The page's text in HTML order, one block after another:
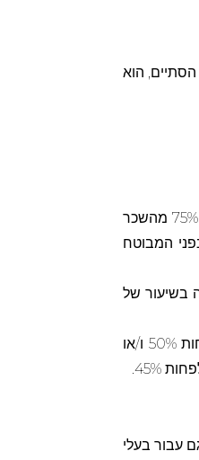
הוא
– תשלום המוענק לעובד שהוכר עם אובדן כושר עבודה, חלקי או מלא, בעקבות תאונת עבודה ו/או מחלת מקצוע. תשלום זה הינו בשיעור של 75% מהשכר
מיום הפגיעה, כאשר מהיום ה-91 ואילך, עומדת בפני המבוטח
בשיעור של
– קצבה המיועדת לעובדים המתמודדים עם פגיעה עקב מחלה/תאונה שהובילה לאובדן כושר עבודה חלקי או מלא, בשיעור של לפחות 50% ו/או
עבור בעלי